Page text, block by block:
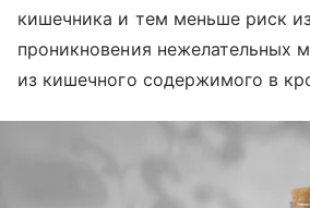
кишечника и тем меньше риск
проникновения нежелательных
из кишечного содержимого в